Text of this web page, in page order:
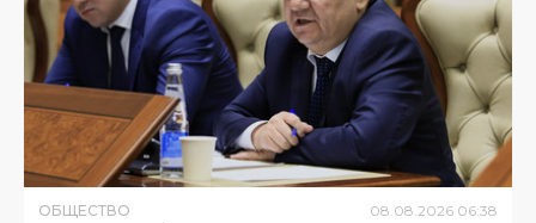
ОБЩЕСТВО 08.08.2026 06:38